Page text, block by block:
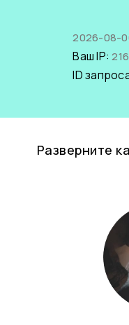
2026-08-
Ваш IP:
ID
Разверните